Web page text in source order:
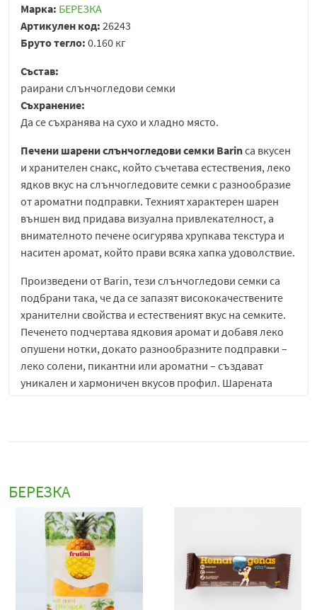
Марка: БЕРЕЗКА
Артикулен код: 26243
Бруто тегло: 0.160 кг
Състав:
раирани слънчогледови семки
Съхранение:
Да се съхранява на сухо и хладно място.
Печени шарени слънчогледови семки Barinса вкусен
и хранителен снакс, който съчетава естествения, леко
ядков вкус на слънчогледовите семки с разнообразие
от ароматни подправки. Техният характерен шарен
външен вид придава визуална привлекателност, а
внимателното печене осигурява хрупкава текстура и
наситен аромат, който прави всяка хапка удоволствие.
Произведени от Barin, тези слънчогледови семки са
подбрани така, че да се запазят висококачествените
хранителни свойства и естественият вкус на семките.
Печенето подчертава ядковия аромат и добавя леко
опушени нотки, докато разнообразните подправки –
леко солени, пикантни или ароматни – създават
уникален и хармоничен вкусов профил. Шарената
обвивка не само визуално привлича, но и придава
различни ястия. Те осигуряват допълнителна
хрупкавост, ядкови нотки и вкусова сложност, като
същевременно са удобен и питателен начин за
междинно хранене.
Вкусът на печените шарени слънчогледови семки е
добре балансиран – леко сладникав и ядков с умерена
БЕРЕЗКА